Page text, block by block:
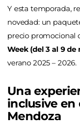
Y esta temporada,
novedad: un
precio promocional
Week (del 3 al 9 de
verano 2025 – 2026.
Una
inclusive en
Mendoza